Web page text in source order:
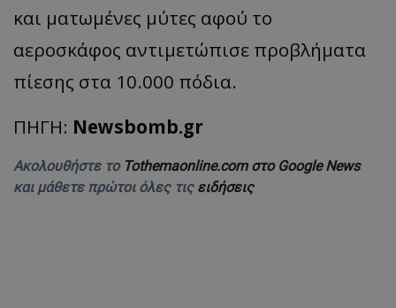
και ματωμένες μύτες αφού το
αεροσκάφος αντιμετώπισε προβλήματα
πίεσης στα 10.000 πόδια.
ΠΗΓΗ: Newsbomb.gr
Ακολουθήστε το Tothemaonline.com στο Google News
και μάθετε πρώτοι όλες τις ειδήσεις